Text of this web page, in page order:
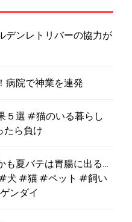
デンレトリバーの協力が
病院で神業を連発
５選 #猫のいる暮らし
ら負け
も夏バテは胃腸に出る…
#犬 #猫 #ペット #飼い
ンダイ